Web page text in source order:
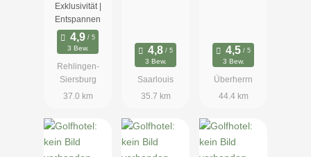
Exklusivität |
Entspannen
3 Bew.
Rehlingen-
Siersburg
37.0 km
3 Bew.
Saarlouis
35.7 km
3 Bew.
Überherrn
44.4 km